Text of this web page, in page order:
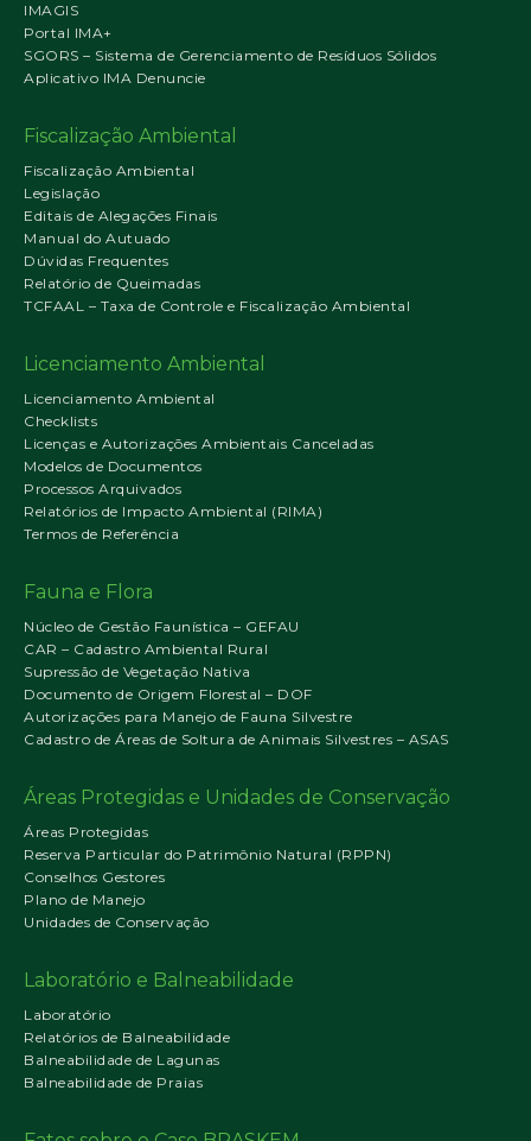
IMAGIS
Portal IMA+
SGORS – Sistema de Gerenciamento de Resíduos Sólidos
Aplicativo IMA Denuncie
Fiscalização Ambiental
Fiscalização Ambiental
Legislação
Editais de Alegações Finais
Manual do Autuado
Dúvidas Frequentes
Relatório de Queimadas
TCFAAL – Taxa de Controle e Fiscalização Ambiental
Licenciamento Ambiental
Licenciamento Ambiental
Checklists
Licenças e Autorizações Ambientais Canceladas
Modelos de Documentos
Processos Arquivados
Relatórios de Impacto Ambiental (RIMA)
Termos de Referência
Fauna e Flora
Núcleo de Gestão Faunística – GEFAU
CAR – Cadastro Ambiental Rural
Supressão de Vegetação Nativa
Documento de Origem Florestal – DOF
Autorizações para Manejo de Fauna Silvestre
Cadastro de Áreas de Soltura de Animais Silvestres – ASAS
Áreas Protegidas e Unidades de Conservação
Áreas Protegidas
Reserva Particular do Patrimônio Natural (RPPN)
Conselhos Gestores
Plano de Manejo
Unidades de Conservação
Laboratório e Balneabilidade
Laboratório
Relatórios de Balneabilidade
Balneabilidade de Lagunas
Balneabilidade de Praias